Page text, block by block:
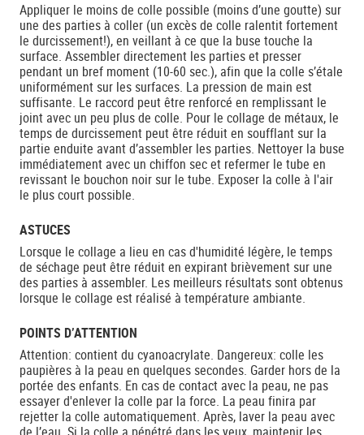
Appliquer le moins de colle possible (moins d’une goutte) sur
une des parties à coller (un excès de colle ralentit fortement
le durcissement!), en veillant à ce que la buse touche la
surface. Assembler directement les parties et presser
pendant un bref moment (10-60 sec.), afin que la colle s’étale
uniformément sur les surfaces. La pression de main est
suffisante. Le raccord peut être renforcé en remplissant le
joint avec un peu plus de colle. Pour le collage de métaux, le
temps de durcissement peut être réduit en soufflant sur la
partie enduite avant d’assembler les parties. Nettoyer la buse
immédiatement avec un chiffon sec et refermer le tube en
revissant le bouchon noir sur le tube. Exposer la colle à l'air
le plus court possible.
ASTUCES
Lorsque le collage a lieu en cas d'humidité légère, le temps
de séchage peut être réduit en expirant brièvement sur une
des parties à assembler. Les meilleurs résultats sont obtenus
lorsque le collage est réalisé à température ambiante.
POINTS D’ATTENTION
Attention: contient du cyanoacrylate. Dangereux: colle les
paupières à la peau en quelques secondes. Garder hors de la
portée des enfants. En cas de contact avec la peau, ne pas
essayer d'enlever la colle par la force. La peau finira par
rejetter la colle automatiquement. Après, laver la peau avec